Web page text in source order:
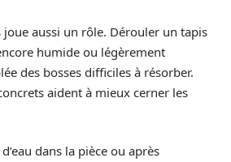
joue aussi un rôle. Dérouler un tapis
humide ou légèrement
des bosses difficiles à résorber.
aident à mieux cerner les
d’eau dans la pièce ou après